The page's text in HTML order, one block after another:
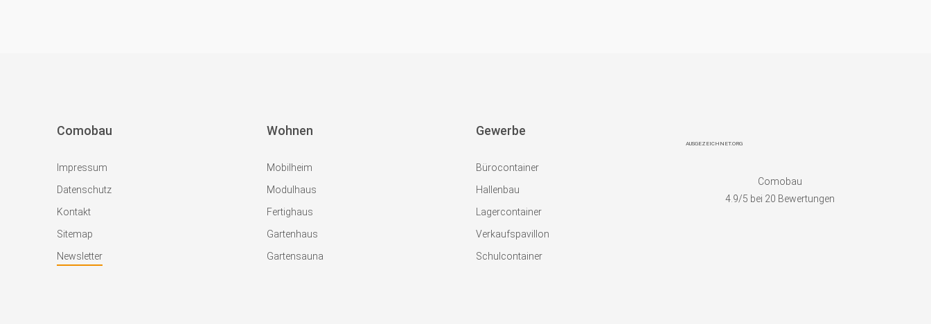
Comobau
Impressum
Datenschutz
Kontakt
Sitemap
Newsletter
Wohnen
Mobilheim
Modulhaus
Fertighaus
Gartenhaus
Gartensauna
Gewerbe
Bürocontainer
Hallenbau
Lagercontainer
Verkaufspavillon
Schulcontainer
AUSGEZEICHNET.ORG
Comobau
4.9/5 bei 20 Bewertungen